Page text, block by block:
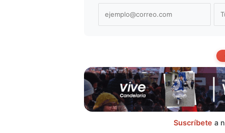
Suscríbete a